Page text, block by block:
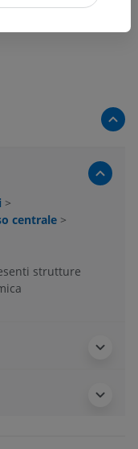
inClinical Neuroanatomy
>
centrale >
strutture